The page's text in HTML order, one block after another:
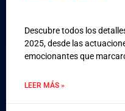
Descubre todos los
2025, desde las
emocionantes que
LEER MÁS »